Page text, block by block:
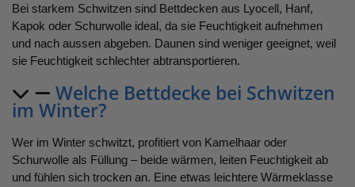
Bei starkem Schwitzen sind Bettdecken aus Lyocell, Hanf,
Kapok oder Schurwolle ideal, da sie Feuchtigkeit aufnehmen
und nach aussen abgeben. Daunen sind weniger geeignet, weil
sie Feuchtigkeit schlechter abtransportieren.
Welche Bettdecke bei Schwitzen
im Winter?
Wer im Winter schwitzt, profitiert von Kamelhaar oder
Schurwolle als Füllung – beide wärmen, leiten Feuchtigkeit ab
und fühlen sich trocken an. Eine etwas leichtere Wärmeklasse